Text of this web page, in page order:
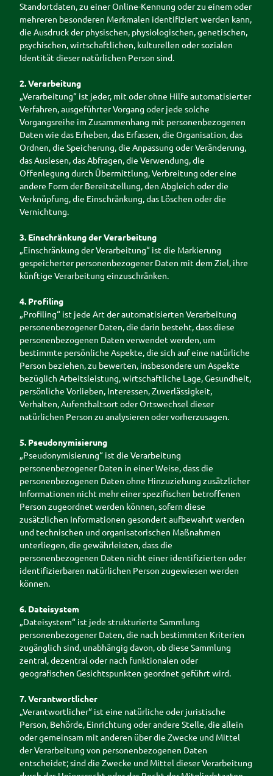
Standortdaten, zu einer Online-Kennung oder zu einem oder
mehreren besonderen Merkmalen identifiziert werden kann,
die Ausdruck der physischen, physiologischen, genetischen,
psychischen, wirtschaftlichen, kulturellen oder sozialen
Identität dieser natürlichen Person sind.
2. Verarbeitung
„Verarbeitung“ ist jeder, mit oder ohne Hilfe automatisierter
Verfahren, ausgeführter Vorgang oder jede solche
Vorgangsreihe im Zusammenhang mit personenbezogenen
Daten wie das Erheben, das Erfassen, die Organisation, das
Ordnen, die Speicherung, die Anpassung oder Veränderung,
das Auslesen, das Abfragen, die Verwendung, die
Offenlegung durch Übermittlung, Verbreitung oder eine
andere Form der Bereitstellung, den Abgleich oder die
Verknüpfung, die Einschränkung, das Löschen oder die
Vernichtung.
3. Einschränkung der Verarbeitung
„Einschränkung der Verarbeitung“ ist die Markierung
gespeicherter personenbezogener Daten mit dem Ziel, ihre
künftige Verarbeitung einzuschränken.
4. Profiling
„Profiling“ ist jede Art der automatisierten Verarbeitung
personenbezogener Daten, die darin besteht, dass diese
personenbezogenen Daten verwendet werden, um
bestimmte persönliche Aspekte, die sich auf eine natürliche
Person beziehen, zu bewerten, insbesondere um Aspekte
bezüglich Arbeitsleistung, wirtschaftliche Lage, Gesundheit,
persönliche Vorlieben, Interessen, Zuverlässigkeit,
Verhalten, Aufenthaltsort oder Ortswechsel dieser
natürlichen Person zu analysieren oder vorherzusagen.
5. Pseudonymisierung
„Pseudonymisierung“ ist die Verarbeitung
personenbezogener Daten in einer Weise, dass die
personenbezogenen Daten ohne Hinzuziehung zusätzlicher
Informationen nicht mehr einer spezifischen betroffenen
Person zugeordnet werden können, sofern diese
zusätzlichen Informationen gesondert aufbewahrt werden
und technischen und organisatorischen Maßnahmen
unterliegen, die gewährleisten, dass die
personenbezogenen Daten nicht einer identifizierten oder
identifizierbaren natürlichen Person zugewiesen werden
können.
6. Dateisystem
„Dateisystem“ ist jede strukturierte Sammlung
personenbezogener Daten, die nach bestimmten Kriterien
zugänglich sind, unabhängig davon, ob diese Sammlung
zentral, dezentral oder nach funktionalen oder
geografischen Gesichtspunkten geordnet geführt wird.
7. Verantwortlicher
„Verantwortlicher“ ist eine natürliche oder juristische
Person, Behörde, Einrichtung oder andere Stelle, die allein
oder gemeinsam mit anderen über die Zwecke und Mittel
der Verarbeitung von personenbezogenen Daten
entscheidet; sind die Zwecke und Mittel dieser Verarbeitung